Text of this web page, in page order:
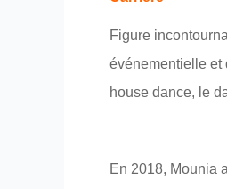
Figure
événementielle et
house dance, le
En 2018, Mounia